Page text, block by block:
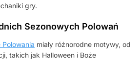
gry.
Sezonowych Polowań
Polowania miały różnorodne motywy, od
takich jak Halloween i Boże